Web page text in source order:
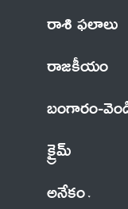
రాశి ఫలాలు
రాజకీయం
బంగారం-
క్రైమ్
అనేకం